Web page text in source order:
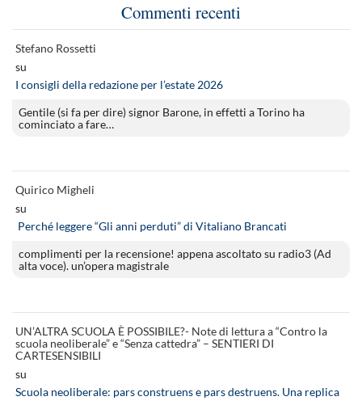
Commenti recenti
Stefano Rossetti
su
I consigli della redazione per l’estate 2026
Gentile (si fa per dire) signor Barone, in effetti a Torino ha
cominciato a fare…
Quirico Migheli
su
Perché leggere “Gli anni perduti” di Vitaliano Brancati
complimenti per la recensione! appena ascoltato su radio3 (Ad
alta voce). un’opera magistrale
UN’ALTRA SCUOLA È POSSIBILE?- Note di lettura a “Contro la
scuola neoliberale” e “Senza cattedra” – SENTIERI DI
CARTESENSIBILI
su
Scuola neoliberale: pars construens e pars destruens. Una replica